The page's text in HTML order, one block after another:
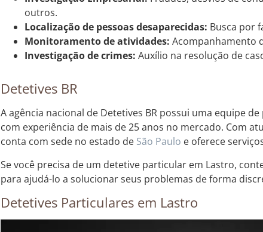
outros.
Localização de pessoas desaparecidas: Busca por
Monitoramento de atividades: Acompanhamento
Investigação de crimes: Auxílio na resolução de
Detetives BR
A agência nacional de Detetives BR possui uma equipe
com experiência de mais de 25 anos no mercado. Com
conta com sede no estado de São Paulo e oferece
Se você precisa de um detetive particular em Lastro,
para ajudá-lo a solucionar seus problemas de forma
Detetives Particulares em Lastro